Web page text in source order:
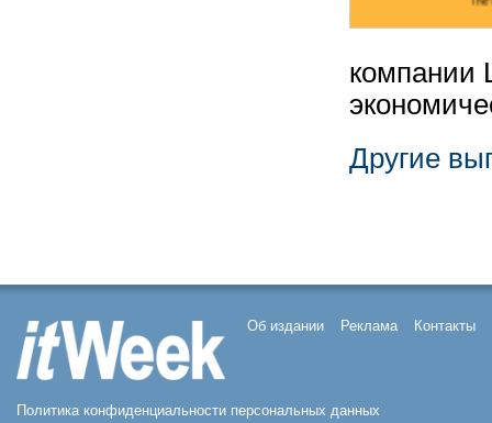
компании
Другие
Об издании Реклама Контакты
Политика конфиденциальности персональных данных